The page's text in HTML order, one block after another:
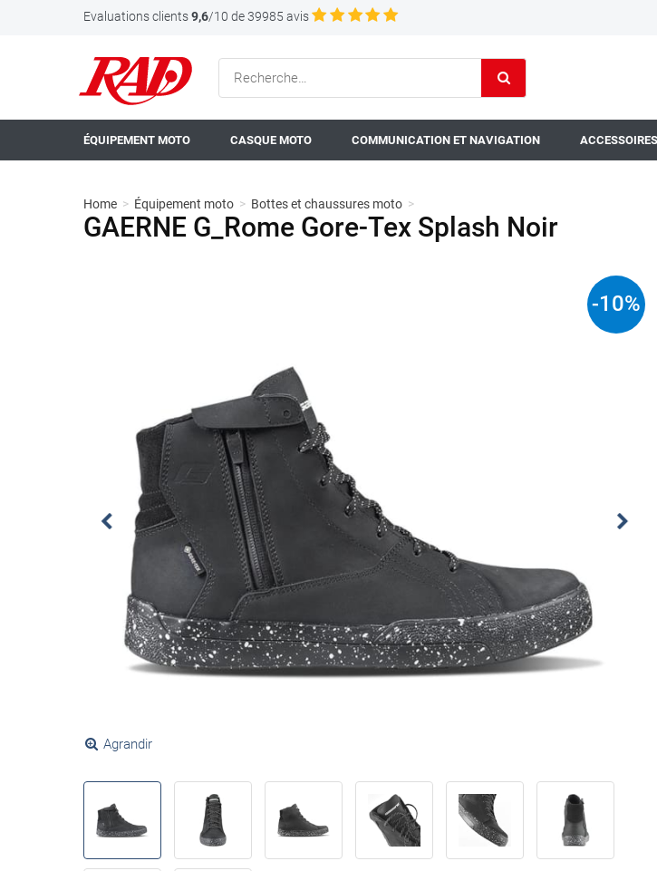
Evaluations clients9,6/10 de 39985 avis
ÉQUIPEMENT MOTO CASQUE MOTO COMMUNICATION ET NAVIGATION
Home > Équipement moto > Bottes et chaussures moto >
GAERNE G_Rome Gore-Tex Splash Noir
Agrandir
-10%